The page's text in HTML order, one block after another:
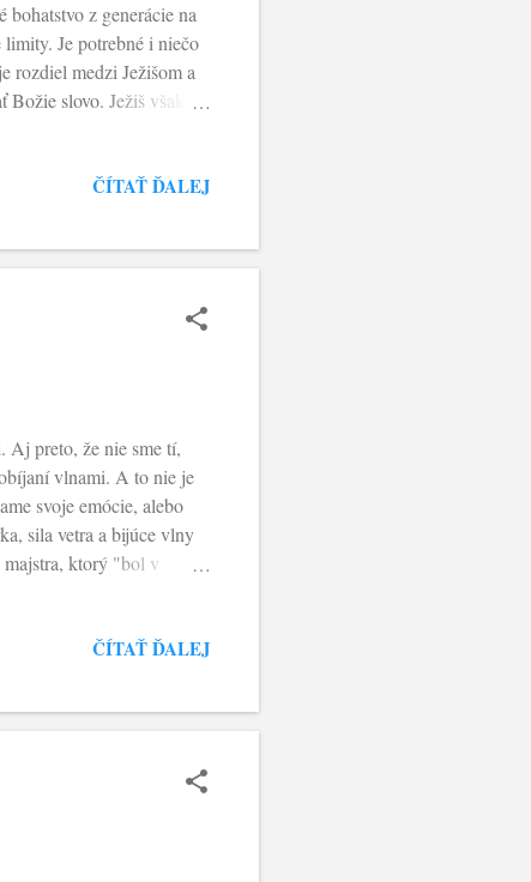
z generácie na
limity. Je potrebné i niečo
rozdiel medzi Ježišom a
slovo. Ježiš však
toto Slovo - Ježiša Krista
všetko nečisté zo srdca...
ČÍTAŤ ĎALEJ
Aj preto, že nie sme tí,
vlnami. A to nie je
svoje emócie, alebo
sila vetra a bijúce vlny
ktorý "bol v
sa tak bojíte?! Ešte stále
a ...
ČÍTAŤ ĎALEJ